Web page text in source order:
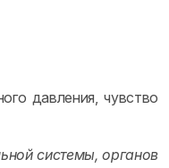
давления, чувство
системы, органов